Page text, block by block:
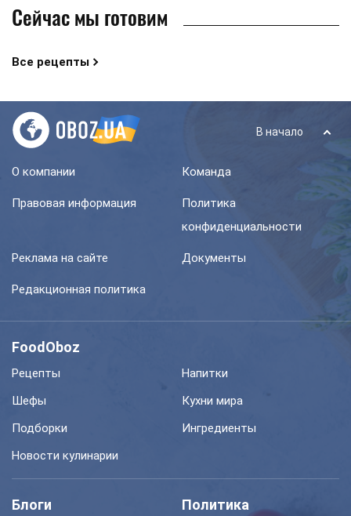
Сейчас мы готовим
Все рецепты
В начало
О компании Команда
Правовая информация
Политика
конфиденциальности
Реклама на сайте Документы
Редакционная политика
FoodOboz
Рецепты
Напитки
Шефы
Кухни мира
Подборки
Ингредиенты
Новости кулинарии
Блоги Политика